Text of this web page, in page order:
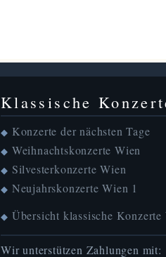
Klassische
◆ Konzerte der nächsten Tage
◆ Weihnachtskonzerte Wien
◆ Silvesterkonzerte Wien
◆ Neujahrskonzerte Wien 1
◆ Übersicht klassische Konzerte
Wir unterstützen Zahlungen mit: